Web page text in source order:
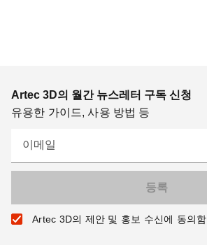
Artec 3D의 월간 뉴스레터 구독 신청
유용한 가이드, 사용 방법 등
이메일
Artec 3D의 제안 및 홍보 수신에 동의함